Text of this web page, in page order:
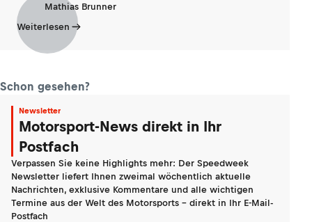
Mathias Brunner
Weiterlesen
Schon gesehen?
Newsletter
Motorsport-News direkt in Ihr
Postfach
Verpassen Sie keine Highlights mehr: Der Speedweek
Newsletter liefert Ihnen zweimal wöchentlich aktuelle
Nachrichten, exklusive Kommentare und alle wichtigen
Termine aus der Welt des Motorsports - direkt in Ihr E-Mail-
Postfach